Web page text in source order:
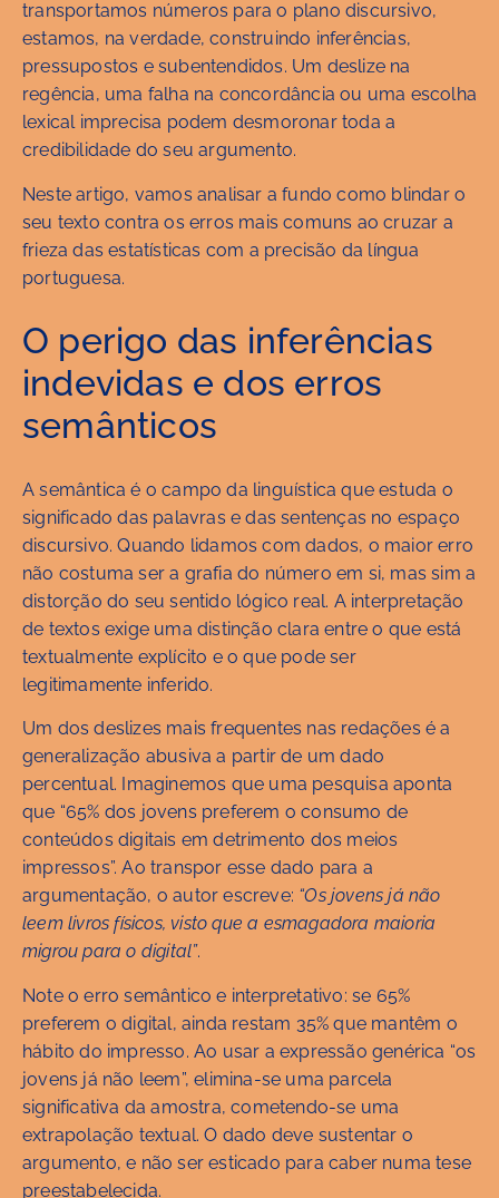
transportamos números para o plano discursivo,
estamos, na verdade, construindo inferências,
pressupostos e subentendidos. Um deslize na
regência, uma falha na concordância ou uma escolha
lexical imprecisa podem desmoronar toda a
credibilidade do seu argumento.
Neste artigo, vamos analisar a fundo como blindar o
seu texto contra os erros mais comuns ao cruzar a
frieza das estatísticas com a precisão da língua
portuguesa.
O perigo das inferências
indevidas e dos erros
semânticos
A semântica é o campo da linguística que estuda o
significado das palavras e das sentenças no espaço
discursivo. Quando lidamos com dados, o maior erro
não costuma ser a grafia do número em si, mas sim a
distorção do seu sentido lógico real. A interpretação
de textos exige uma distinção clara entre o que está
textualmente explícito e o que pode ser
legitimamente inferido.
Um dos deslizes mais frequentes nas redações é a
generalização abusiva a partir de um dado
percentual. Imaginemos que uma pesquisa aponta
que “65% dos jovens preferem o consumo de
conteúdos digitais em detrimento dos meios
impressos”. Ao transpor esse dado para a
argumentação, o autor escreve: “Os jovens já não
leem livros físicos, visto que a esmagadora maioria
migrou para o digital”.
Note o erro semântico e interpretativo: se 65%
preferem o digital, ainda restam 35% que mantêm o
hábito do impresso. Ao usar a expressão genérica “os
jovens já não leem”, elimina-se uma parcela
significativa da amostra, cometendo-se uma
extrapolação textual. O dado deve sustentar o
argumento, e não ser esticado para caber numa tese
preestabelecida.